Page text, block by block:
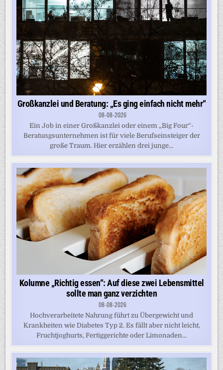
Großkanzlei und Beratung: „Es ging einfach nicht mehr“
08-08-2026
Ein Job in einer Großkanzlei oder einem „Big Four“-
Beratungsunternehmen ist für viele Berufseinsteiger der
große Traum. Hier erzählen drei junge...
Kolumne „Richtig essen“: Auf diese zwei Lebensmittel
sollte man ganz verzichten
08-08-2026
Hochverarbeitete Nahrung führt zu Übergewicht und
Krankheiten wie Diabetes Typ 2. Es fällt aber nicht leicht,
Fruchtjoghurts, Fertiggerichte oder Limonaden...